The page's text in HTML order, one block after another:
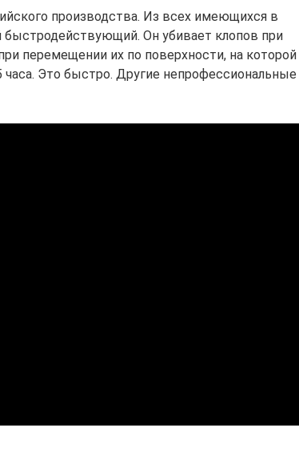
производства. Из всех имеющихся в
Он убивает клопов при
перемещении их по поверхности, на которой
часа. Это быстро. Другие непрофессиональные